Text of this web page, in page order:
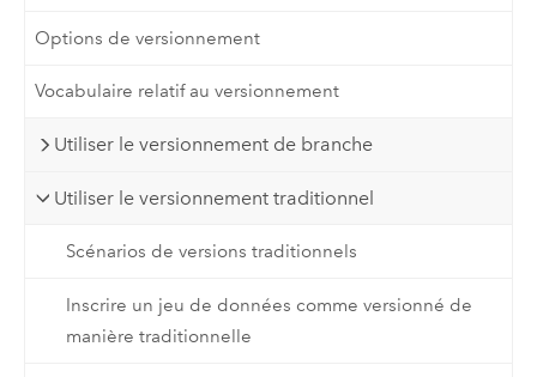
Options de versionnement
Vocabulaire relatif au versionnement
Utiliser le versionnement de branche
Utiliser le versionnement traditionnel
Scénarios de versions traditionnels
Inscrire un jeu de données comme versionné de
manière traditionnelle